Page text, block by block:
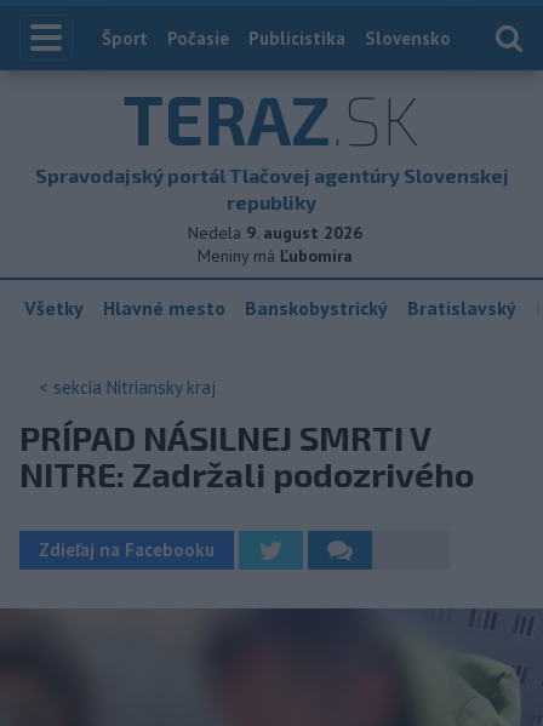
Index
Šport Počasie Publicistika Slovensko
TERAZ.SK
Spravodajský portál Tlačovej agentúry Slovenskej
republiky
Nedela 9. august 2026
Meniny má Ľubomíra
Všetky Hlavné mesto Banskobystrický Bratislavský
< sekcia Nitriansky kraj
PRÍPAD NÁSILNEJ SMRTI V
NITRE: Zadržali podozrivého
Zdieľaj na Facebooku